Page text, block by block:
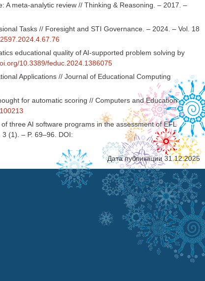
A meta-analytic review // Thinking & Reasoning. – 2017. –
Tasks // Foresight and STI Governance. – 2024. – Vol. 18
educational quality of AI-supported problem solving by
10.3389/feduc.2024.1386075
Applications // Journal of Educational Computing
for automatic scoring // Computers and Education:
three AI software programs in the assessment of EFL
(1). – P. 69–96. DOI:
Дата публикации 31.12.2025